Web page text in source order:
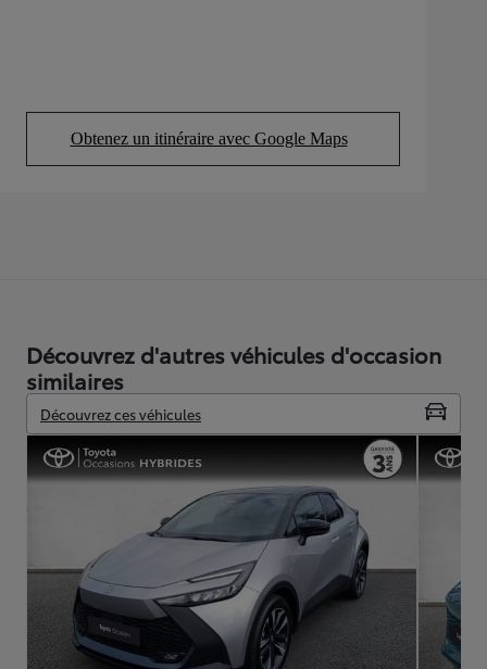
Obtenez un itinéraire avec Google Maps
(Opens in new tab)
Découvrez d'autres véhicules d'occasion
similaires
Découvrez ces véhicules